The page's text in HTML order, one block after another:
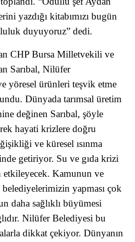
yazdığı kitabımızı bugün
duyuyoruz” dedi.
CHP Bursa Milletvekili ve
Sarıbal, Nilüfer
yöresel ürünleri teşvik etme
Dünyada tarımsal üretim
değinen Sarıbal, şöyle
hayati krizlere doğru
ve küresel ısınma
getiriyor. Su ve gıda krizi
etkileyecek. Kamunun ve
belediyelerimizin yapması çok
daha sağlıklı büyümesi
Nilüfer Belediyesi bu
dikkat çekiyor. Dünyanın